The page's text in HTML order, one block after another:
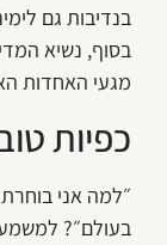
בנדיבות גם
בסוף, נשיא
מגעי האחדות
כפיות
״למה אני
בעולם״?